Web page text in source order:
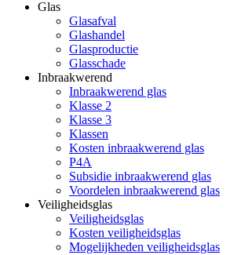
Glas
Glasafval
Glashandel
Glasproductie
Glasschade
Inbraakwerend
Inbraakwerend glas
Klasse 2
Klasse 3
Klassen
Kosten inbraakwerend glas
P4A
Subsidie inbraakwerend glas
Voordelen inbraakwerend glas
Veiligheidsglas
Veiligheidsglas
Kosten veiligheidsglas
Mogelijkheden veiligheidsglas